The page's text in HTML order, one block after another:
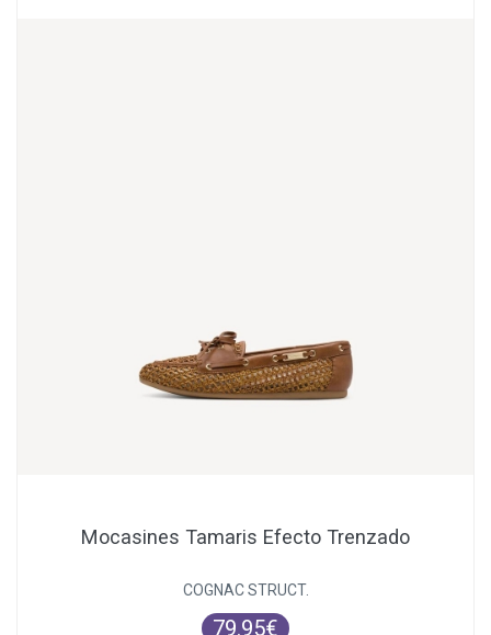
Mocasines Tamaris Efecto Trenzado
COGNAC STRUCT.
79.95€